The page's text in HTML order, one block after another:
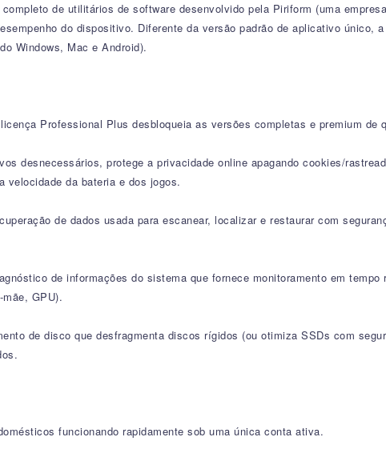
de utilitários de software desenvolvido pela Piriform (uma
do dispositivo. Diferente da versão padrão de aplicativo
Windows, Mac e Android).
Professional Plus desbloqueia as versões completas e premium de
desnecessários, protege a privacidade online apagando cookies/
velocidade da bateria e dos jogos.
de dados usada para escanear, localizar e restaurar com
de informações do sistema que fornece monitoramento em
GPU).
de disco que desfragmenta discos rígidos (ou otimiza SSDs com
funcionando rapidamente sob uma única conta ativa.